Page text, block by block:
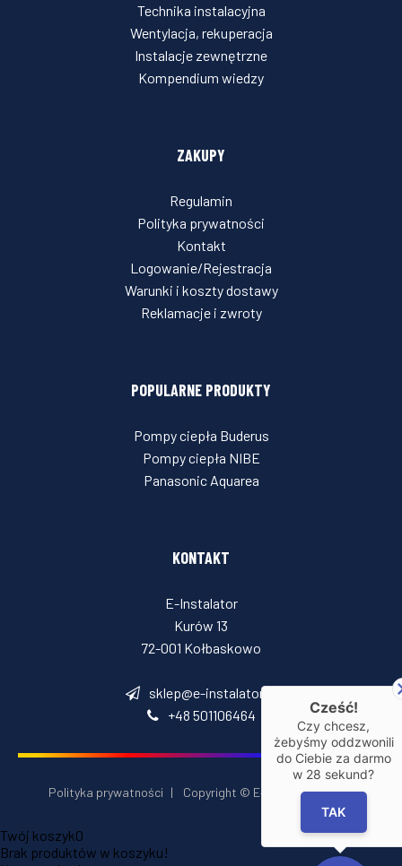
Technika instalacyjna
Wentylacja, rekuperacja
Instalacje zewnętrzne
Kompendium wiedzy
ZAKUPY
Regulamin
Polityka prywatności
Kontakt
Logowanie/Rejestracja
Warunki i koszty dostawy
Reklamacje i zwroty
POPULARNE PRODUKTY
Pompy ciepła Buderus
Pompy ciepła NIBE
Panasonic Aquarea
KONTAKT
E-Instalator
Kurów 13
72-001 Kołbaskowo
sklep@e-instalator.pl
+48 501106464
Polityka prywatności | Copyright © E‑Installator 2026
Twój koszyk0
Brak produktów w koszyku!
Cześć!
Czy chcesz,
żebyśmy oddzwonili
do Ciebie za darmo
w 28 sekund?
TAK